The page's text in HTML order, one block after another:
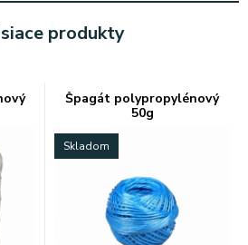
produkty
Špagát polypropylénový
50g
Skladom